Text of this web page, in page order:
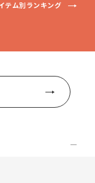
テム別ランキング